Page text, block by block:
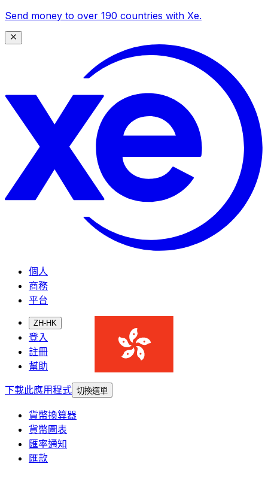
Send money to over 190 countries with Xe.
個人
商務
平台
ZH-HK
登入
註冊
幫助
下載此應用程式 切換選單
貨幣換算器
貨幣圖表
匯率通知
匯款